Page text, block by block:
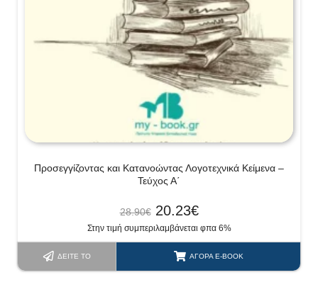
Προσεγγίζοντας και Κατανοώντας Λογοτεχνικά Κείμενα –
Τεύχος Α΄
28.90€ 20.23€
Στην τιμή συμπεριλαμβάνεται φπα 6%
ΔΕΊΤΕ ΤΟ ΑΓΟΡΆ E-BOOK